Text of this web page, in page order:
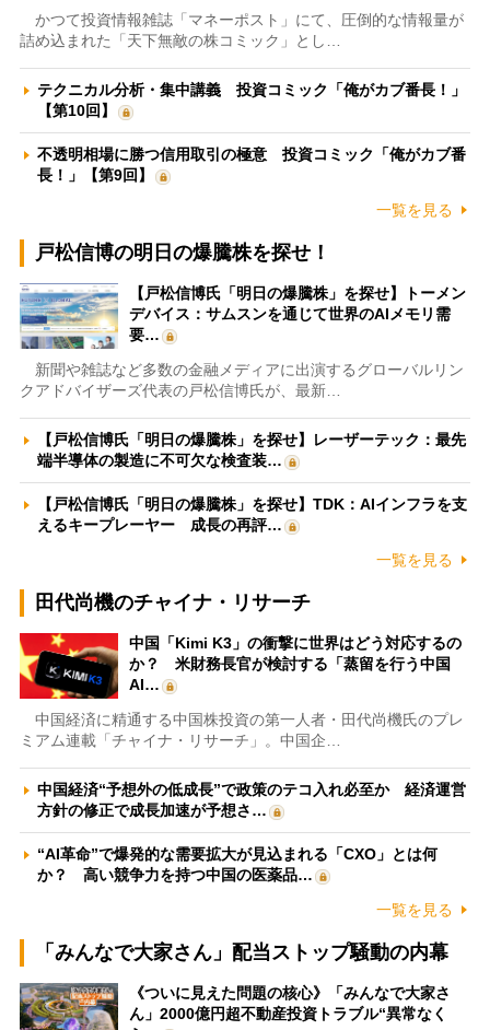
かつて投資情報雑誌「マネーポスト」にて、圧倒的な情報量が
詰め込まれた「天下無敵の株コミック」とし…
テクニカル分析・集中講義 投資コミック「俺がカブ番長！」
【第10回】
不透明相場に勝つ信用取引の極意 投資コミック「俺がカブ番
長！」【第9回】
一覧を見る
戸松信博の明日の爆騰株を探せ！
【戸松信博氏「明日の爆騰株」を探せ】トーメン
デバイス：サムスンを通じて世界のAIメモリ需
要…
新聞や雑誌など多数の金融メディアに出演するグローバルリン
クアドバイザーズ代表の戸松信博氏が、最新…
【戸松信博氏「明日の爆騰株」を探せ】レーザーテック：最先
端半導体の製造に不可欠な検査装…
【戸松信博氏「明日の爆騰株」を探せ】TDK：AIインフラを支
えるキープレーヤー 成長の再評…
一覧を見る
田代尚機のチャイナ・リサーチ
中国「Kimi K3」の衝撃に世界はどう対応するの
か？ 米財務長官が検討する「蒸留を行う中国
AI…
中国経済に精通する中国株投資の第一人者・田代尚機氏のプレ
ミアム連載「チャイナ・リサーチ」。中国企…
中国経済“予想外の低成長”で政策のテコ入れ必至か 経済運営
方針の修正で成長加速が予想さ…
“AI革命”で爆発的な需要拡大が見込まれる「CXO」とは何
か？ 高い競争力を持つ中国の医薬品…
一覧を見る
「みんなで大家さん」配当ストップ騒動の内幕
《ついに見えた問題の核心》「みんなで大家さ
ん」2000億円超不動産投資トラブル“異常なく